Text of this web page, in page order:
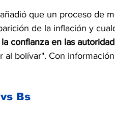
que un proceso de
de la inflación y
confianza en las
al bolívar". Con
Bs